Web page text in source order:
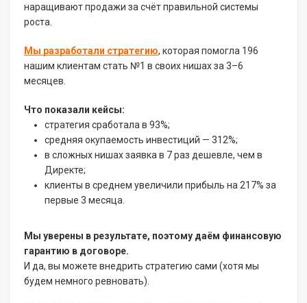
наращивают продажи за счёт правильной системы
роста.
Мы разработали стратегию, которая помогла 196
нашим клиентам стать №1 в своих нишах за 3–6
месяцев.
Что показали кейсы:
стратегия сработала в 93%;
средняя окупаемость инвестиций — 312%;
в сложных нишах заявка в 7 раз дешевле, чем в
Директе;
клиенты в среднем увеличили прибыль на 217% за
первые 3 месяца.
Мы уверены в результате, поэтому даём финансовую
гарантию в договоре.
И да, вы можете внедрить стратегию сами (хотя мы
будем немного ревновать).